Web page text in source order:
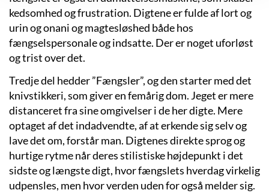
kedsomhed og frustration. Digtene er fulde af lort og
urin og onani og magtesløshed både hos
fængselspersonale og indsatte. Der er noget uforløst
og trist over det.
Tredje del hedder ”Fængsler”, og den starter med det
knivstikkeri, som giver en femårig dom. Jeget er mere
distanceret fra sine omgivelser i de her digte. Mere
optaget af det indadvendte, af at erkende sig selv og
lave det om, forstår man. Digtenes direkte sprog og
hurtige rytme når deres stilistiske højdepunkt i det
sidste og længste digt, hvor fængslets hverdag virkelig
udpensles, men hvor verden uden for også melder sig.